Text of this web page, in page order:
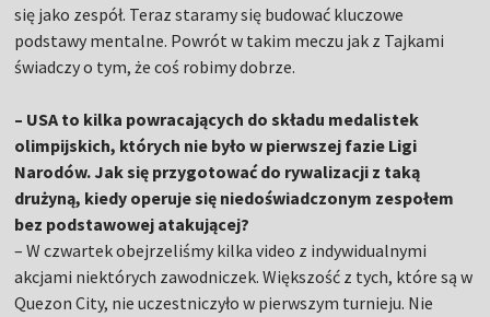
się jako zespół. Teraz staramy się budować kluczowe
podstawy mentalne. Powrót w takim meczu jak z Tajkami
świadczy o tym, że coś robimy dobrze.
– USA to kilka powracających do składu medalistek
olimpijskich, których nie było w pierwszej fazie Ligi
Narodów. Jak się przygotować do rywalizacji z taką
drużyną, kiedy operuje się niedoświadczonym zespołem
bez podstawowej atakującej?
– W czwartek obejrzeliśmy kilka video z indywidualnymi
akcjami niektórych zawodniczek. Większość z tych, które są w
Quezon City, nie uczestniczyło w pierwszym turnieju. Nie